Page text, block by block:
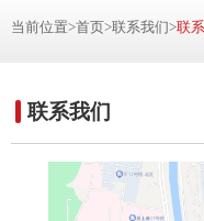
当前位置>首页>联系我们>联
联系我们